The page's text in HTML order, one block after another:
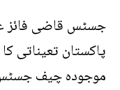
جسٹس قاضی
موجودہ چیف جسٹس